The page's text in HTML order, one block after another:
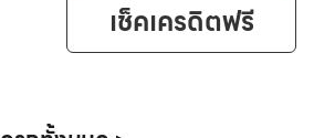
เช็คเครดิตฟรี